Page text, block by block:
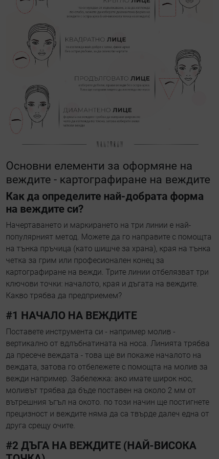
Основни елементи за оформяне на
веждите - картографиране на веждите
Как да определите най-добрата форма
на веждите си?
Начертаването и маркирането на три линии е най-
популярният метод. Можете да го направите с помощта
на тънка пръчица (като шишче за храна), края на тънка
четка за грим или професионален конец за
картографиране на вежди. Трите линии отбелязват три
ключови точки: началото, края и дъгата на веждите.
Какво трябва да предприемем?
#1 НАЧАЛО НА ВЕЖДИТЕ
Поставете инструмента си - например молив -
вертикално от вдлъбнатината на носа. Линията трябва
да пресече веждата - това ще ви покаже началото на
веждата, затова го отбележете с помощта на молив за
вежди например. Забележка: ако имате широк нос,
моливът трябва да бъде поставен на около 2 мм от
вътрешния ъгъл на окото. по този начин ще постигнете
прецизност и веждите няма да са твърде далеч една от
друга срещу очите.
#2 ДЪГА НА ВЕЖДИТЕ (НАЙ-ВИСОКА